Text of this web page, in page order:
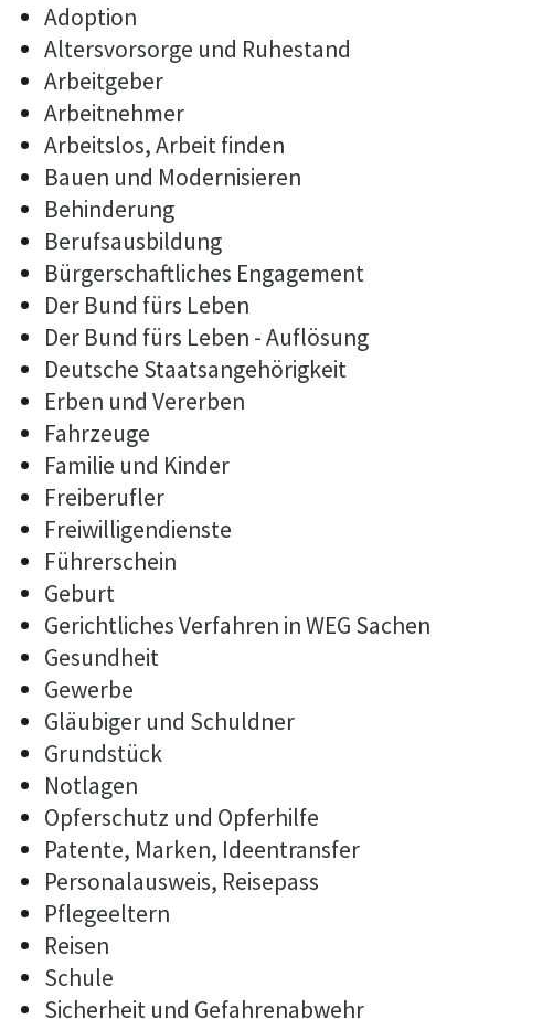
Adoption
Altersvorsorge und Ruhestand
Arbeitgeber
Arbeitnehmer
Arbeitslos, Arbeit finden
Bauen und Modernisieren
Behinderung
Berufsausbildung
Bürgerschaftliches Engagement
Der Bund fürs Leben
Der Bund fürs Leben - Auflösung
Deutsche Staatsangehörigkeit
Erben und Vererben
Fahrzeuge
Familie und Kinder
Freiberufler
Freiwilligendienste
Führerschein
Geburt
Gerichtliches Verfahren in WEG Sachen
Gesundheit
Gewerbe
Gläubiger und Schuldner
Grundstück
Notlagen
Opferschutz und Opferhilfe
Patente, Marken, Ideentransfer
Personalausweis, Reisepass
Pflegeeltern
Reisen
Schule
Sicherheit und Gefahrenabwehr